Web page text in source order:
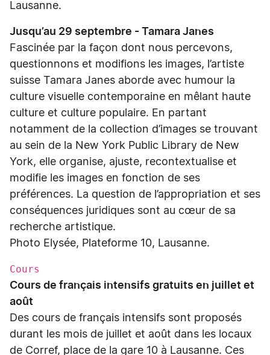
Lausanne.
Jusqu’au 29 septembre - Tamara Janes
Fascinée par la façon dont nous percevons,
questionnons et modifions les images, l’artiste
suisse Tamara Janes aborde avec humour la
culture visuelle contemporaine en mêlant haute
culture et culture populaire. En partant
notamment de la collection d’images se trouvant
au sein de la New York Public Library de New
York, elle organise, ajuste, recontextualise et
modifie les images en fonction de ses
préférences. La question de l’appropriation et ses
conséquences juridiques sont au cœur de sa
recherche artistique.
Photo Elysée, Plateforme 10, Lausanne.
Cours
Cours de français intensifs gratuits en juillet et
août
Des cours de français intensifs sont proposés
durant les mois de juillet et août dans les locaux
de Corref, place de la gare 10 à Lausanne. Ces